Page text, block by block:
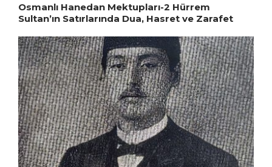
Osmanlı Hanedan Mektupları-2 Hürrem
Sultan’ın Satırlarında Dua, Hasret ve Zarafet